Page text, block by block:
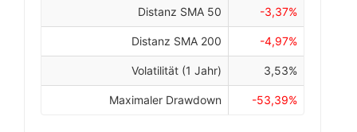
Distanz SMA 50 -3,37%
Distanz SMA 200 -4,97%
Volatilität (1 Jahr) 3,53%
Maximaler Drawdown -53,39%